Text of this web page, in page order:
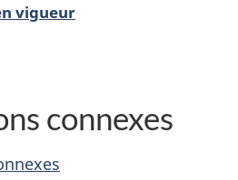
vigueur
connexes